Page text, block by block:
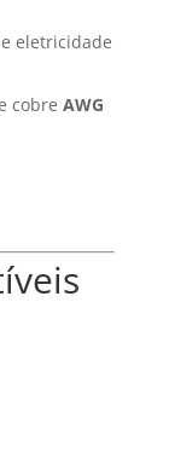
eletricidade
cobre AWG